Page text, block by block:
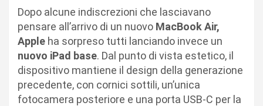
Dopo alcune indiscrezioni che lasciavano
pensare all’arrivo di un nuovo MacBook Air,
Apple ha sorpreso tutti lanciando invece un
nuovo iPad base. Dal punto di vista estetico, il
dispositivo mantiene il design della generazione
precedente, con cornici sottili, un’unica
fotocamera posteriore e una porta USB-C per la